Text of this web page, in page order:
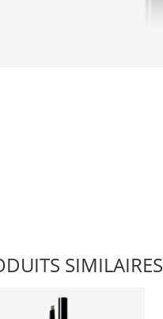
SIMILAIRES